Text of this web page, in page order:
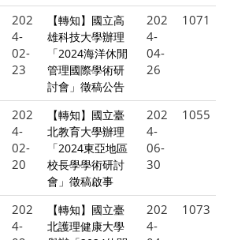
202
4-
02-
23
【轉知】國立高
雄科技大學辦理
「2024海洋休閒
管理國際學術研
討會」徵稿公告
202
4-
04-
26
1071
202
4-
02-
20
【轉知】國立臺
北教育大學辦理
「2024東亞地區
校長學學術研討
會」徵稿啟事
202
4-
06-
30
1055
202
4-
【轉知】國立臺
北護理健康大學
202
4-
1073